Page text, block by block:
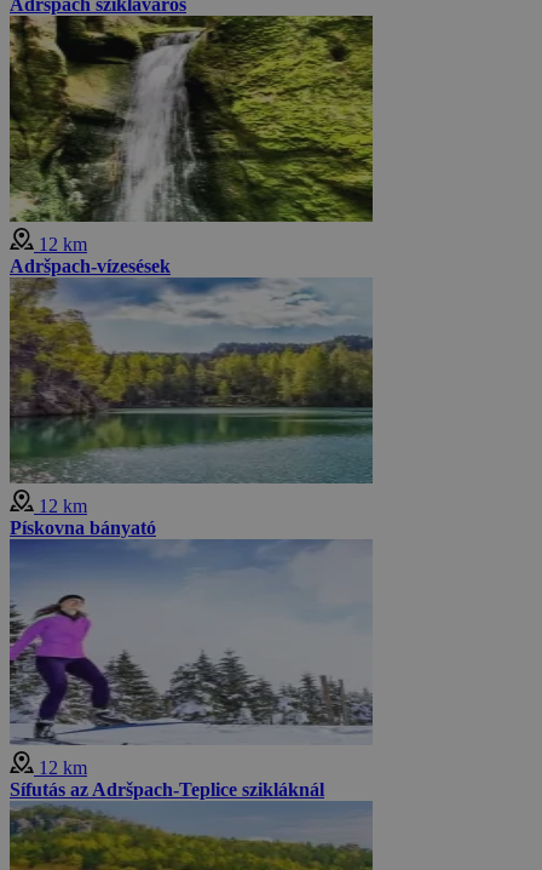
Adršpach sziklaváros
12 km
Adršpach-vízesések
12 km
Pískovna bányató
12 km
Sífutás az Adršpach-Teplice szikláknál